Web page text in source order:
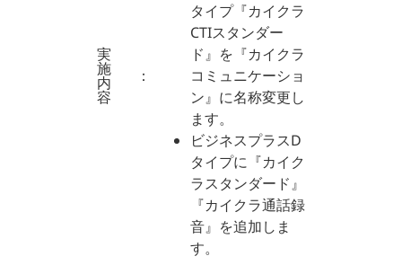
実
施
内
容
：
タイプ『カイクラ
CTIスタンダー
ド』を『カイクラ
コミュニケーショ
ン』に名称変更し
ます。
ビジネスプラスD
タイプに『カイク
ラスタンダード』
『カイクラ通話録
音』を追加しま
す。